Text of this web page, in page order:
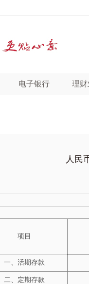
电子银行 理财
人民
项目
一、活期存款
二、定期存款